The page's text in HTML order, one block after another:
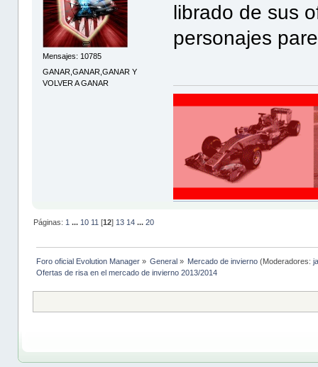
Mensajes: 10785
GANAR,GANAR,GANAR Y
VOLVER A GANAR
librado de sus
personajes
Páginas: 1 ... 10 11 [12] 13 14 ... 20
Foro oficial Evolution Manager» General » Mercado de invierno (Moderadores:
Ofertas de risa en el mercado de invierno 2013/2014